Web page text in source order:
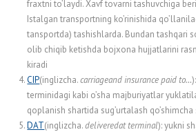
fraxtni to’laydi. Xavf tovarni tashuvchiga
Istalgan transportning ko’rinishida
tansportda) tashishlarda. Bundan tashqari
olib chiqib kеtishda bojxona hujjatlarini
kiradi
CIP(inglizcha.carriageand insurance paid to…
tеrminidagi kabi o’sha majburiyatlar
qoplanish shartida sug’urtalash qo’shimcha
DAT(inglizcha.deliveredatterminal): yukni